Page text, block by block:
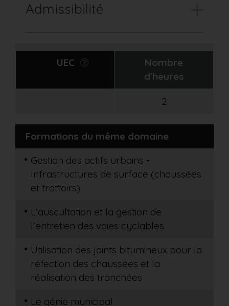
Admissibilité
UEC
Nombre
d'heures
2
Formations du même domaine
Gestion des actifs urbains -
Infrastructures de surface (chaussées
et trottoirs)
L’auscultation et la gestion de
l’entretien des voies cyclables
Utilisation des joints bitumineux pour la
réfection des chaussées et la
réalisation des tranchées
Le génie municipal